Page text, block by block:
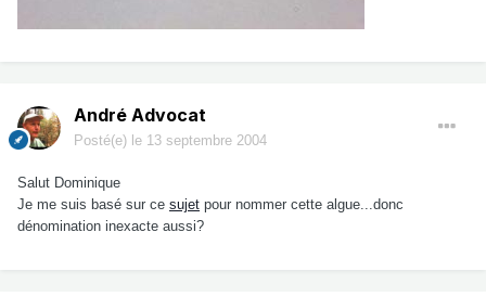
André Advocat
Posté(e) le 13 septembre 2004
Salut Dominique
Je me suis basé sur ce sujet pour nommer cette algue...donc
dénomination inexacte aussi?